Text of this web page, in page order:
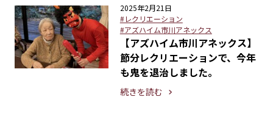
2025年2月21日
#レクリエーション
#アズハイム市川アネックス
【アズハイム市川アネックス】
節分レクリエーションで、今年
も鬼を退治しました。
続きを読む